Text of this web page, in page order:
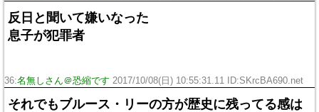
反日と聞いて嫌いなった
息子が犯罪者
36:名無しさん＠恐縮です 2017/10/08(日) 10:55:31.11 ID:SKrcBA690.net
それでもブルース・リーの方が歴史に残ってる感は